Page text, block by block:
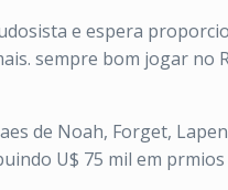
e espera
sempre bom jogar no
de Noah, Forget,
U$ 75 mil em